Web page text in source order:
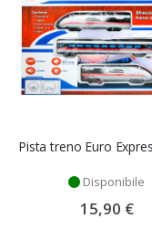
Disponibile
15,90 €